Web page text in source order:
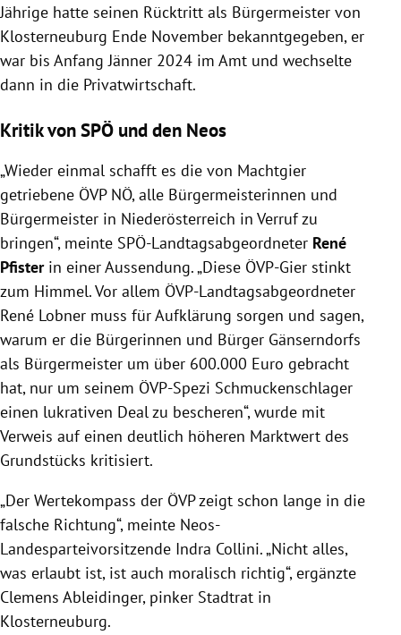
Jährige hatte seinen Rücktritt als Bürgermeister von
Klosterneuburg Ende November bekanntgegeben, er
war bis Anfang Jänner 2024 im Amt und wechselte
dann in die Privatwirtschaft.
Kritik von SPÖ und den Neos
„Wieder einmal schafft es die von Machtgier
getriebene ÖVP NÖ, alle Bürgermeisterinnen und
Bürgermeister in Niederösterreich in Verruf zu
bringen“, meinte SPÖ-Landtagsabgeordneter René
Pfisterin einer Aussendung. „Diese ÖVP-Gier stinkt
zum Himmel. Vor allem ÖVP-Landtagsabgeordneter
René Lobner muss für Aufklärung sorgen und sagen,
warum er die Bürgerinnen und Bürger Gänserndorfs
als Bürgermeister um über 600.000 Euro gebracht
hat, nur um seinem ÖVP-Spezi Schmuckenschlager
einen lukrativen Deal zu bescheren“, wurde mit
Verweis auf einen deutlich höheren Marktwert des
Grundstücks kritisiert.
„Der Wertekompass der ÖVP zeigt schon lange in die
falsche Richtung“, meinte Neos-
Landesparteivorsitzende Indra Collini. „Nicht alles,
was erlaubt ist, ist auch moralisch richtig“, ergänzte
Clemens Ableidinger, pinker Stadtrat in
Klosterneuburg.